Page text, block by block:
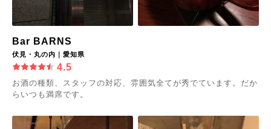
Bar BARNS
伏見・丸の内｜愛知県
4.5
お酒の種類、スタッフの対応、雰囲気全てが秀でています。だか
らいつも満席です。